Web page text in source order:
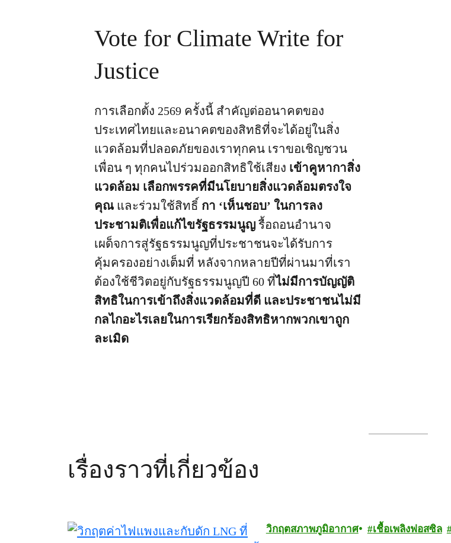
Vote for Climate Write for
Justice
การเลือกตั้ง 2569 ครั้งนี้ สำคัญต่ออนาคตของ
ประเทศไทยและอนาคตของสิทธิที่จะได้อยู่ในสิ่ง
แวดล้อมที่ปลอดภัยของเราทุกคน เราขอเชิญชวน
เพื่อน ๆ ทุกคนไปร่วมออกสิทธิใช้เสียง เข้าคูหากาสิ่ง
แวดล้อม เลือกพรรคที่มีนโยบายสิ่งแวดล้อมตรงใจ
คุณ และร่วมใช้สิทธิ์ กา ‘เห็นชอบ’ ในการลง
ประชามติเพื่อแก้ไขรัฐธรรมนูญรื้อถอนอำนาจ
เผด็จการสู่รัฐธรรมนูญที่ประชาชนจะได้รับการ
คุ้มครองอย่างเต็มที่ หลังจากหลายปีที่ผ่านมาที่เรา
ต้องใช้ชีวิตอยู่กับรัฐธรรมนูญปี 60 ที่ไม่มีการบัญญัติ
สิทธิในการเข้าถึงสิ่งแวดล้อมที่ดี และประชาชนไม่มี
กลไกอะไรเลยในการเรียกร้องสิทธิหากพวกเขาถูก
ละเมิด
เรื่องราวที่เกี่ยวข้อง
วิกฤตสภาพภูมิอากาศ เชื้อเพลิงฟอสซิล